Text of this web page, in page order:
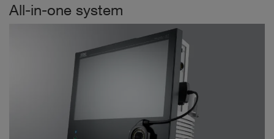
All-in-one system